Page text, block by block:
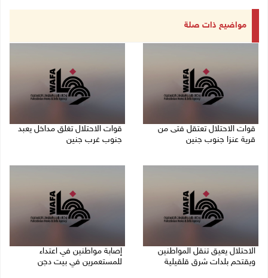
مواضيع ذات صلة
قوات الاحتلال تعتقل فتى من
قرية عنزا جنوب جنين
قوات الاحتلال تغلق مداخل يعبد
جنوب غرب جنين
الاحتلال يعيق تنقل المواطنين
ويقتحم بلدات شرق قلقيلية
إصابة مواطنين في اعتداء
للمستعمرين في بيت دجن